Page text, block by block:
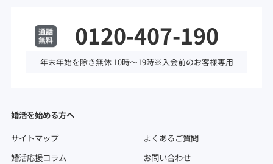
0120-407-190
年末年始を除き無休 10時～19時※入会前のお客様専用
婚活を始める方へ
サイトマップ
よくあるご質問
婚活応援コラム
お問い合わせ